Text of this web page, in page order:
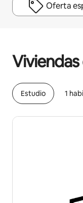
Oferta
Estudio 1